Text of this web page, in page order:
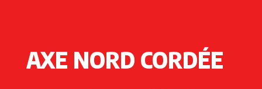
AXE NORD CORDÉE